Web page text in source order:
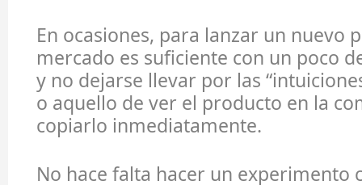
En ocasiones, para lanzar un nuevo
mercado es suficiente con un poco
y no dejarse llevar por las
o aquello de ver el producto en la
copiarlo inmediatamente.
No hace falta hacer un experimento